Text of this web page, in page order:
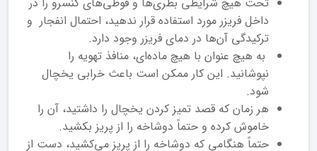
داخل فریزر مورد استفاده قرار ندهید، احتمال انفجار و
ترکیدگی آن‌ها در دمای فریزر وجود دارد.
به هیچ عنوان با هیچ ماده‌ای، منافذ تهویه را
نپوشانید. این کار ممکن است باعث خرابی یخچال
شود.
هر زمان که قصد تمیز کردن یخچال را داشتید، آن را
خاموش کرده و حتماً دوشاخه را از پریز بکشید.
حتماً هنگامی که دوشاخه را از پریز می‌کشید، دست از